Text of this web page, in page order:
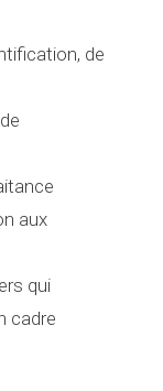
de
aux
qui
cadre